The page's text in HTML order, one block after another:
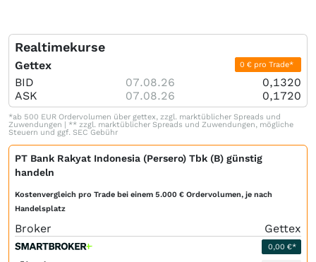
Realtimekurse
Gettex 0 € pro Trade*
BID 07.08.26
0,1320
ASK
07.08.26 0,1720
*ab 500 EUR Ordervolumen über gettex, zzgl. marktüblicher Spreads und
Zuwendungen | ** zzgl. marktüblicher Spreads und Zuwendungen, mögliche
Steuern und ggf. SEC Gebühr
PT Bank Rakyat Indonesia (Persero) Tbk (B) günstig
handeln
Kostenvergleich pro Trade bei einem 5.000 € Ordervolumen, je nach
Handelsplatz
Broker Gettex
0,00 €*